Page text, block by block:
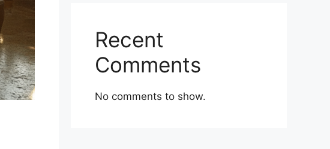
Recent
Comments
No comments to show.